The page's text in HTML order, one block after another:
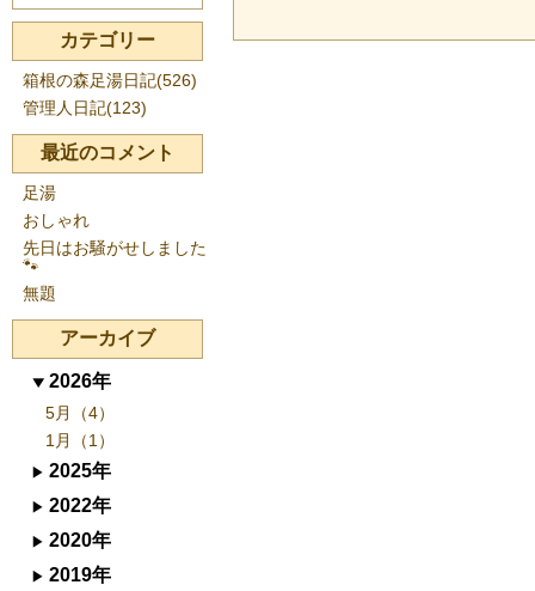
カテゴリー
箱根の森足湯日記(526)
管理人日記(123)
最近のコメント
足湯
おしゃれ
先日はお騒がせしました
🐾
無題
アーカイブ
2026年
5月（4）
1月（1）
2025年
2022年
2020年
2019年